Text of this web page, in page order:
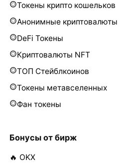
Токены крипто кошельков
Анонимные криптовалюты
DeFi Токены
Криптовалюты NFT
ТОП Стейблкоинов
Токены метавселенных
Фан токены
Бонусы от бирж
🔥 OKX